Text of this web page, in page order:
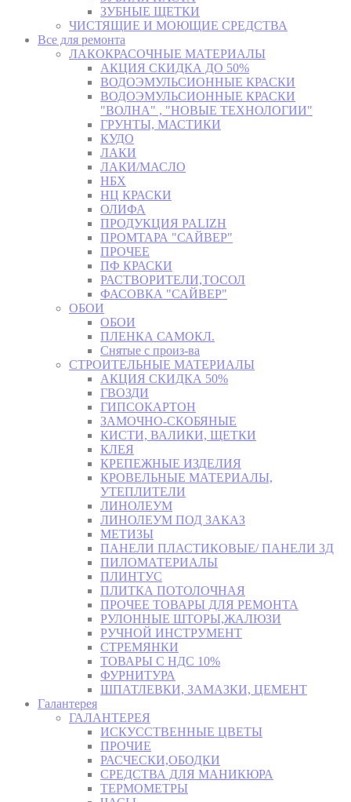
ЗУБНЫЕ ЩЕТКИ
ЧИСТЯЩИЕ И МОЮЩИЕ СРЕДСТВА
Все для ремонта
ЛАКОКРАСОЧНЫЕ МАТЕРИАЛЫ
АКЦИЯ СКИДКА ДО 50%
ВОДОЭМУЛЬСИОННЫЕ КРАСКИ
ВОДОЭМУЛЬСИОННЫЕ КРАСКИ
"ВОЛНА" , "НОВЫЕ ТЕХНОЛОГИИ"
ГРУНТЫ, МАСТИКИ
КУДО
ЛАКИ
ЛАКИ/МАСЛО
НБХ
НЦ КРАСКИ
ОЛИФА
ПРОДУКЦИЯ PALIZH
ПРОМТАРА "САЙВЕР"
ПРОЧЕЕ
ПФ КРАСКИ
РАСТВОРИТЕЛИ,ТОСОЛ
ФАСОВКА "САЙВЕР"
ОБОИ
ОБОИ
ПЛЕНКА САМОКЛ.
Снятые с произ-ва
СТРОИТЕЛЬНЫЕ МАТЕРИАЛЫ
АКЦИЯ СКИДКА 50%
ГВОЗДИ
ГИПСОКАРТОН
ЗАМОЧНО-СКОБЯНЫЕ
КИСТИ, ВАЛИКИ, ЩЕТКИ
КЛЕЯ
КРЕПЕЖНЫЕ ИЗДЕЛИЯ
КРОВЕЛЬНЫЕ МАТЕРИАЛЫ,
УТЕПЛИТЕЛИ
ЛИНОЛЕУМ
ЛИНОЛЕУМ ПОД ЗАКАЗ
МЕТИЗЫ
ПАНЕЛИ ПЛАСТИКОВЫЕ/ ПАНЕЛИ 3Д
ПИЛОМАТЕРИАЛЫ
ПЛИНТУС
ПЛИТКА ПОТОЛОЧНАЯ
ПРОЧЕЕ ТОВАРЫ ДЛЯ РЕМОНТА
РУЛОННЫЕ ШТОРЫ,ЖАЛЮЗИ
РУЧНОЙ ИНСТРУМЕНТ
СТРЕМЯНКИ
ТОВАРЫ С НДС 10%
ФУРНИТУРА
ШПАТЛЕВКИ, ЗАМАЗКИ, ЦЕМЕНТ
Галантерея
ГАЛАНТЕРЕЯ
ИСКУССТВЕННЫЕ ЦВЕТЫ
ПРОЧИЕ
РАСЧЕСКИ,ОБОДКИ
СРЕДСТВА ДЛЯ МАНИКЮРА
ТЕРМОМЕТРЫ